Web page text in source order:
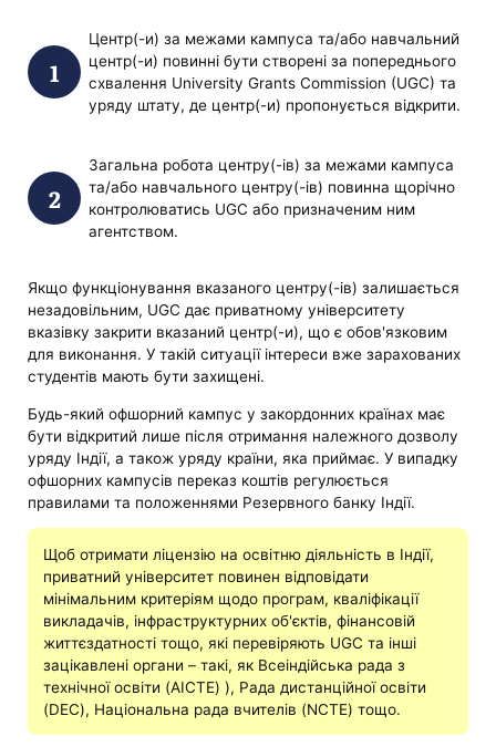
Центр(-и) за межами кампуса та/або навчальний
центр(-и) повинні бути створені за попереднього
схвалення University Grants Commission (UGC) та
уряду штату, де центр(-и) пропонується відкрити.
Загальна робота центру(-ів) за межами кампуса
та/або навчального центру(-ів) повинна щорічно
контролюватись UGC або призначеним ним
агентством.
Якщо функціонування вказаного центру(-ів) залишається
незадовільним, UGC дає приватному університету
вказівку закрити вказаний центр(-и), що є обов'язковим
для виконання. У такій ситуації інтереси вже зарахованих
студентів мають бути захищені.
Будь-який офшорний кампус у закордонних країнах має
бути відкритий лише після отримання належного дозволу
уряду Індії, а також уряду країни, яка приймає. У випадку
офшорних кампусів переказ коштів регулюється
правилами та положеннями Резервного банку Індії.
Щоб отримати ліцензію на освітню діяльність в Індії,
приватний університет повинен відповідати
мінімальним критеріям щодо програм, кваліфікації
викладачів, інфраструктурних об'єктів, фінансовій
життєздатності тощо, які перевіряють UGC та інші
зацікавлені органи – такі, як Всеіндійська рада з
технічної освіти (AICTE) ), Рада дистанційної освіти
(DEC), Національна рада вчителів (NCTE) тощо.